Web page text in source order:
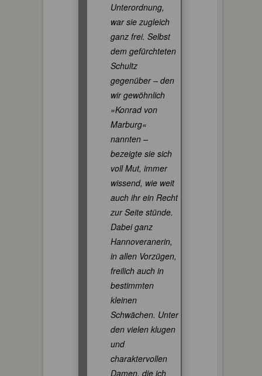
Unterordnung,
war sie zugleich
ganz frei. Selbst
dem gefürchteten
Schultz
gegenüber – den
wir gewöhnlich
»Konrad von
Marburg«
nannten –
bezeigte sie sich
voll Mut, immer
wissend, wie weit
auch ihr ein Recht
zur Seite stünde.
Dabei ganz
Hannoveranerin,
in allen Vorzügen,
freilich auch in
bestimmten
kleinen
Schwächen. Unter
den vielen klugen
und
charaktervollen
Damen, die ich